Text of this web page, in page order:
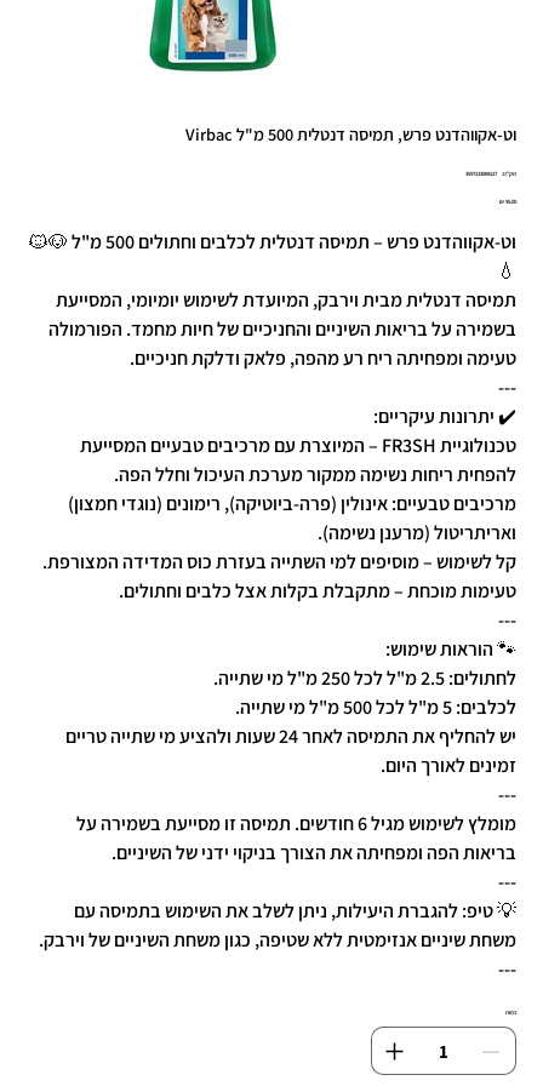
וט-אקווהדנט פרש, תמיסה דנטלית 500 מ"ל Virbac
מק"ט:
מק"ט
3597133089127
מחיר‏95.00 ‏₪
וט-אקווהדנט פרש – תמיסה דנטלית לכלבים וחתולים 500 מ"ל 🐶🐱
💧
תמיסה דנטלית מבית וירבק, המיועדת לשימוש יומיומי, המסייעת
בשמירה על בריאות השיניים והחניכיים של חיות מחמד. הפורמולה
טעימה ומפחיתה ריח רע מהפה, פלאק ודלקת חניכיים.
---
✔️ יתרונות עיקריים:
טכנולוגיית FR3SH – המיוצרת עם מרכיבים טבעיים המסייעת
להפחית ריחות נשימה ממקור מערכת העיכול וחלל הפה.
מרכיבים טבעיים: אינולין (פרה-ביוטיקה), רימונים (נוגדי חמצון)
ואריתריטול (מרענן נשימה).
קל לשימוש – מוסיפים למי השתייה בעזרת כוס המדידה המצורפת.
טעימות מוכחת – מתקבלת בקלות אצל כלבים וחתולים.
---
🐾 הוראות שימוש:
לחתולים: 2.5 מ"ל לכל 250 מ"ל מי שתייה.
לכלבים: 5 מ"ל לכל 500 מ"ל מי שתייה.
יש להחליף את התמיסה לאחר 24 שעות ולהציע מי שתייה טריים
זמינים לאורך היום.
---
מומלץ לשימוש מגיל 6 חודשים. תמיסה זו מסייעת בשמירה על
בריאות הפה ומפחיתה את הצורך בניקוי ידני של השיניים.
---
💡 טיפ: להגברת היעילות, ניתן לשלב את השימוש בתמיסה עם
משחת שיניים אנזימטית ללא שטיפה, כגון משחת השיניים של וירבק.
---
כמות